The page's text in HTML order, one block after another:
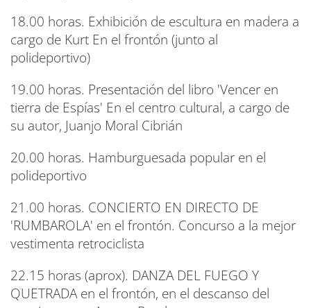
18.00 horas. Exhibición de escultura en madera a
cargo de Kurt En el frontón (junto al
polideportivo)
19.00 horas. Presentación del libro 'Vencer en
tierra de Espías' En el centro cultural, a cargo de
su autor, Juanjo Moral Cibrián
20.00 horas. Hamburguesada popular en el
polideportivo
21.00 horas. CONCIERTO EN DIRECTO DE
'RUMBAROLA' en el frontón. Concurso a la mejor
vestimenta retrociclista
22.15 horas (aprox). DANZA DEL FUEGO Y
QUETRADA en el frontón, en el descanso del